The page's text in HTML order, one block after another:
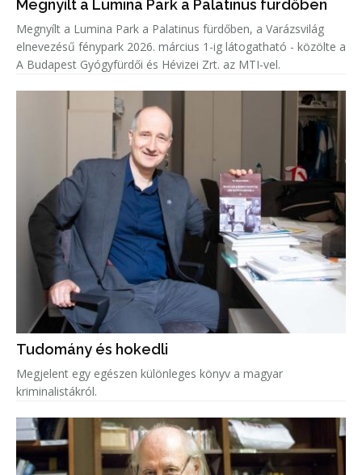
Megnyílt a Lumina Park a Palatinus fürdőben
Megnyílt a Lumina Park a Palatinus fürdőben, a Varázsvilág
elnevezésű fénypark 2026. március 1-ig látogatható - közölte a
A Budapest Gyógyfürdői és Hévizei Zrt. az MTI-vel.
Tudomány és hokedli
Megjelent egy egészen különleges könyv a magyar
kriminalistákról.